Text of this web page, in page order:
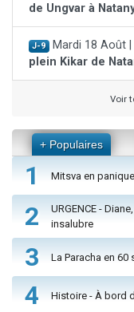
de Ungvar à
J-9 Mardi 18 Août |
plein Kikar de
Voir
+ Populaires
1 Mitsva en
2
URGENCE -
insalubre
3 La Paracha en 60
4 Histoire - À bord